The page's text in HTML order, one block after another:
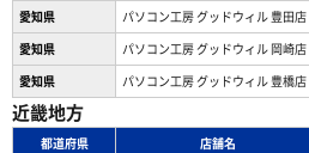
愛知県
パソコン工房 グッドウィル 豊田店
愛知県
パソコン工房 グッドウィル 岡崎店
愛知県
パソコン工房 グッドウィル 豊橋店
近畿地方
都道府県 店舗名